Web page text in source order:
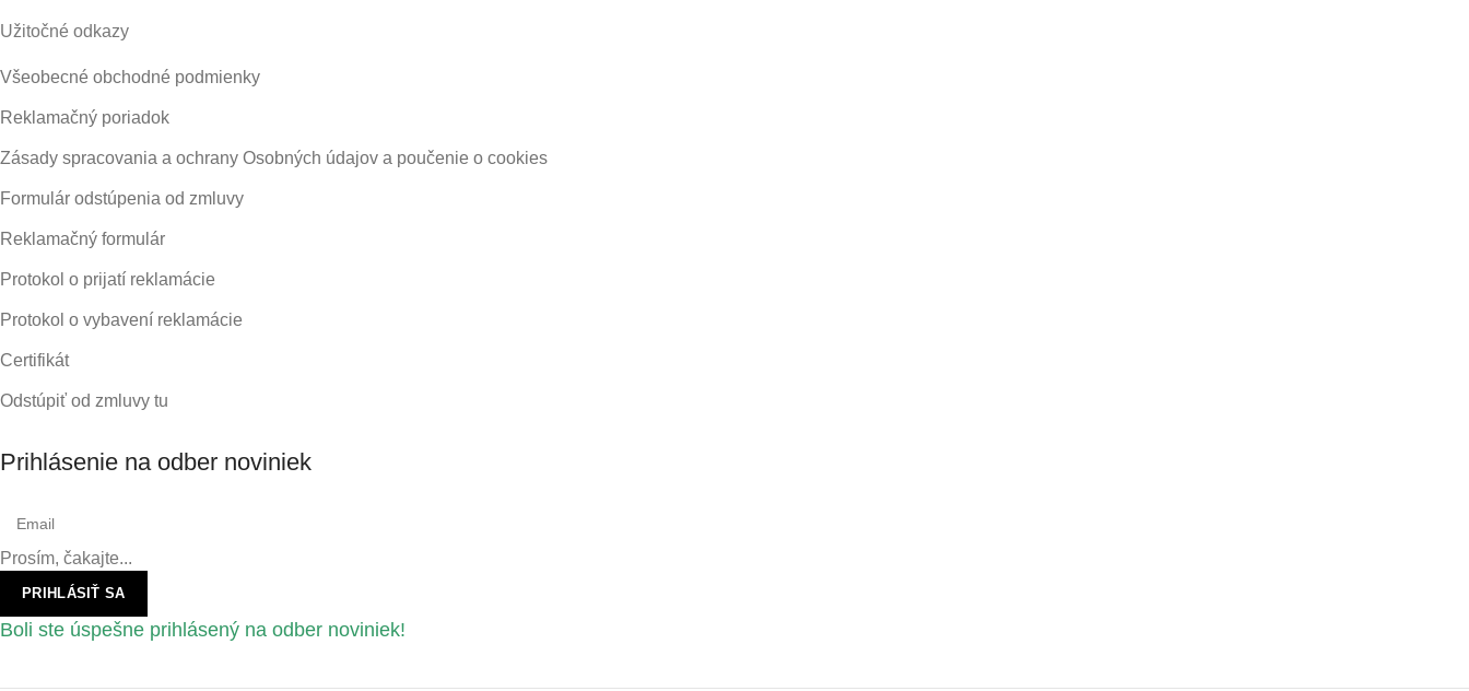
Užitočné odkazy
Všeobecné obchodné podmienky
Reklamačný poriadok
Zásady spracovania a ochrany Osobných údajov a poučenie o cookies
Formulár odstúpenia od zmluvy
Reklamačný formulár
Protokol o prijatí reklamácie
Protokol o vybavení reklamácie
Certifikát
Odstúpiť od zmluvy tu
Prihlásenie na odber noviniek
Prosím, čakajte...
PRIHLÁSIŤ SA
Boli ste úspešne prihlásený na odber noviniek!